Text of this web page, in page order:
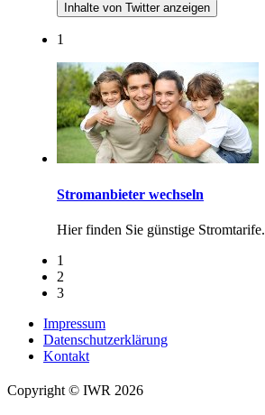
Inhalte von Twitter anzeigen
1
Stromanbieter wechseln
Hier finden Sie günstige Stromtarife.
1
2
3
Impressum
Datenschutzerklärung
Kontakt
Copyright © IWR 2026